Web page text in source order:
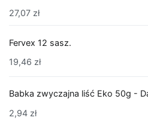
27,07 zł
Fervex 12 sasz.
19,46 zł
Babka zwyczajna liść Eko 50g -
2,94 zł